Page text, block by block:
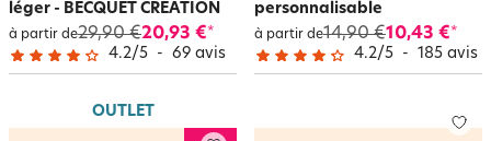
léger - BECQUET CRÉATION
à partir de29,90 €20,93 €*
4.2/5 - 69 avis
personnalisable
à partir de14,90 €10,43 €*
4.2/5 - 185 avis
OUTLET